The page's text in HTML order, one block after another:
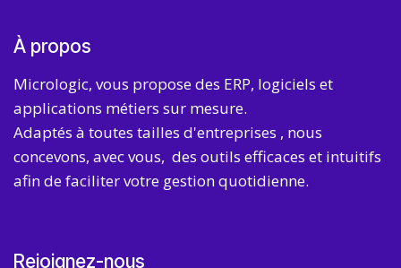
À propos
Micrologic, vous propose des ERP, logiciels et
applications métiers sur mesure.
Adaptés à toutes tailles d'entreprises , nous
concevons, avec vous, des outils efficaces et intuitifs
afin de faciliter votre gestion quotidienne.
Rejoignez-nous